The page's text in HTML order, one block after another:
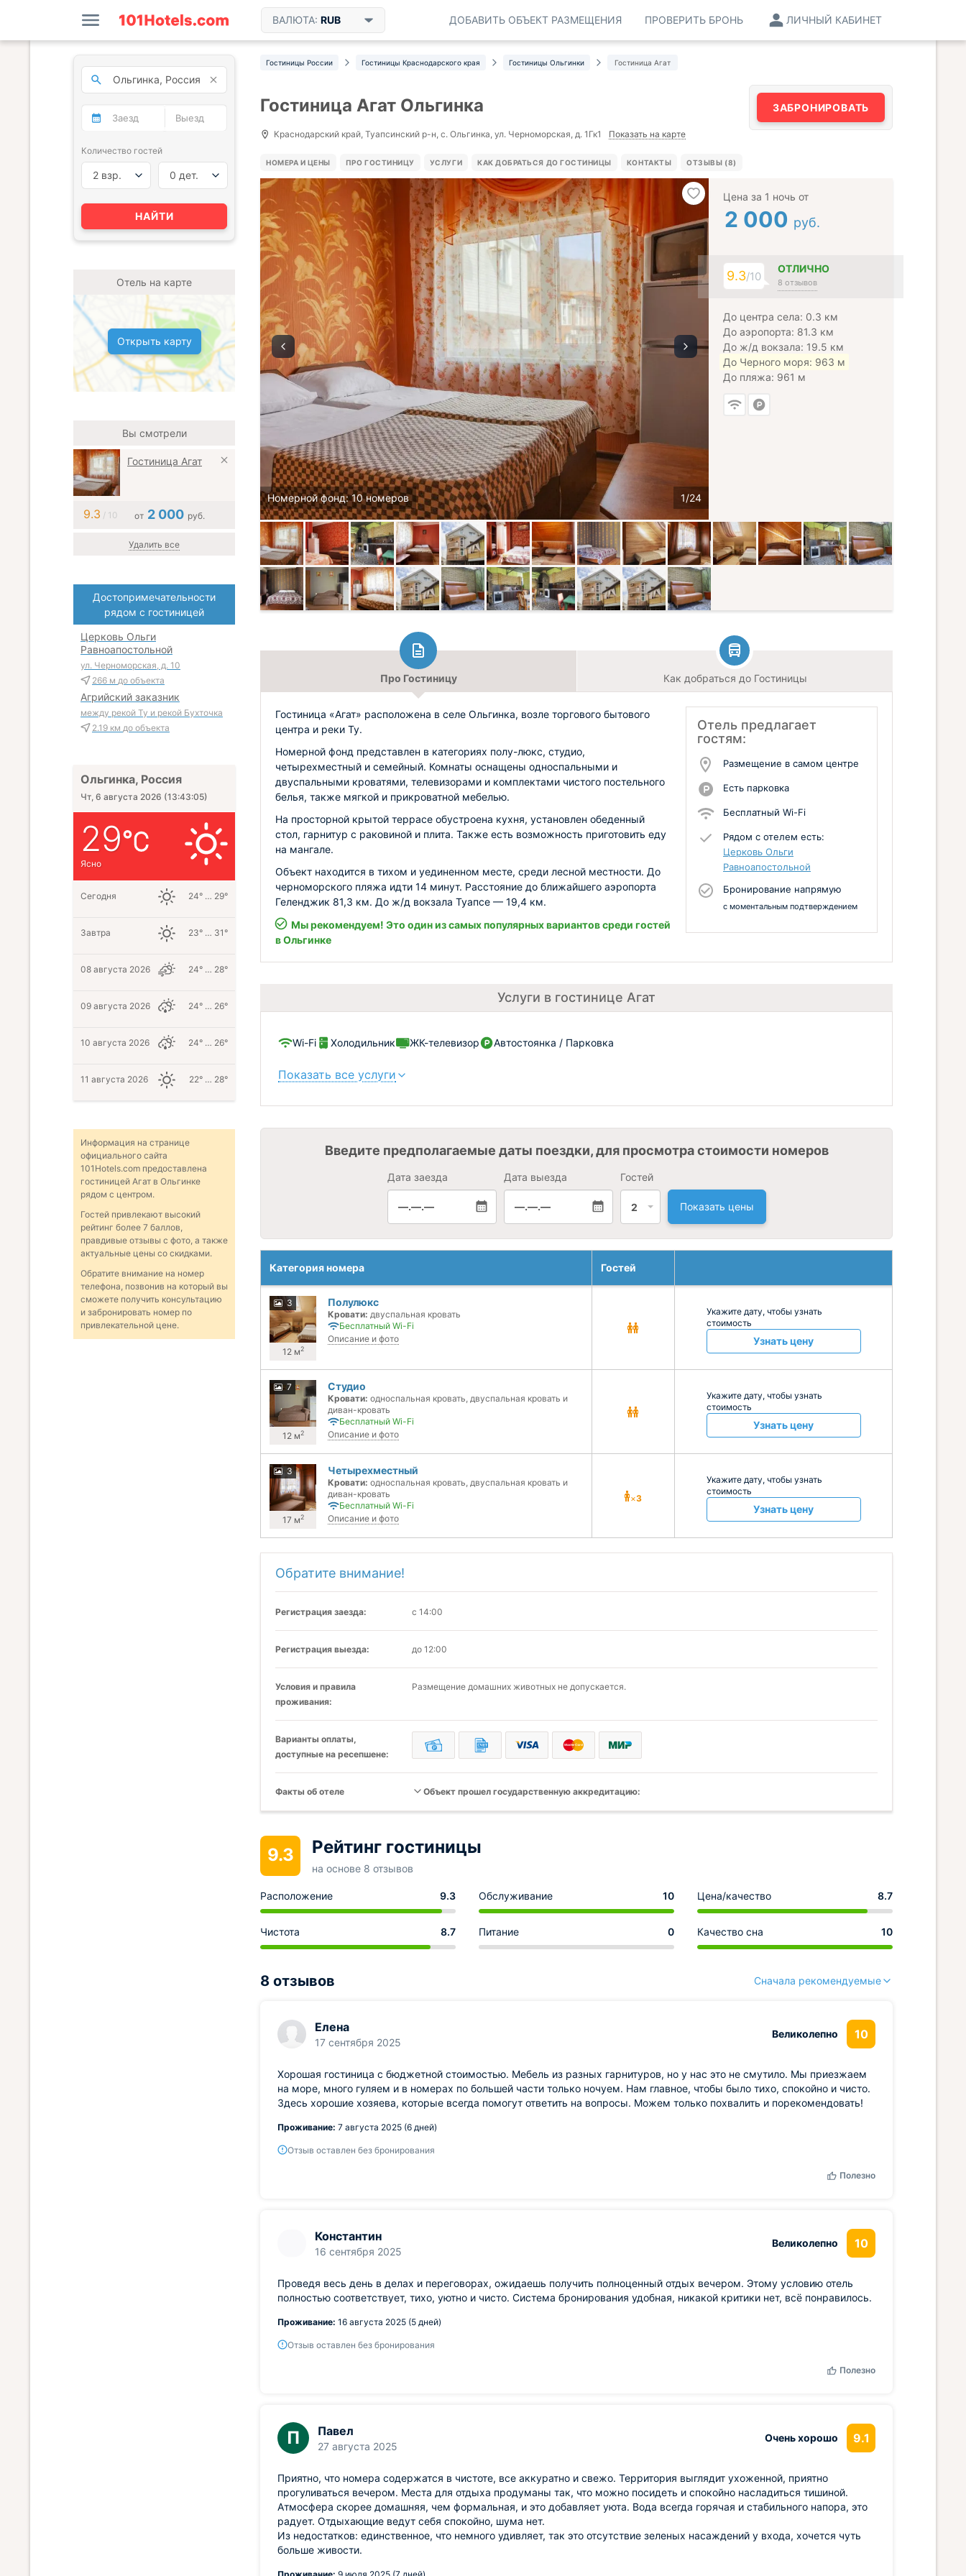
ВАЛЮТА: RUB ЛИЧНЫЙ КАБИНЕТ
ПРОВЕРИТЬ БРОНЬ
ДОБАВИТЬ ОБЪЕКТ РАЗМЕЩЕНИЯ
Гостиницы России Гостиницы Краснодарского края Гостиницы Ольгинки Гостиница Агат
Гостиница Агат Ольгинка
Краснодарский край, Туапсинский р-н, с. Ольгинка, ул. Черноморская, д. 1Гк1 Показать на карте
ЗАБРОНИРОВАТЬ
НОМЕРА И ЦЕНЫ ПРО ГОСТИНИЦУ УСЛУГИ КАК ДОБРАТЬСЯ ДО ГОСТИНИЦЫ КОНТАКТЫ ОТЗЫВЫ (8)
Номерной фонд: 10 номеров
Цена за 1 ночь от
2 000 руб.
9.3/10
ОТЛИЧНО
8 отзывов
До центра села: 0.3 км
До аэропорта: 81.3 км
До ж/д вокзала: 19.5 км
До Черного моря: 963 м
До пляжа: 961 м
Про Гостиницу Как добраться до Гостиницы
Отель предлагает
гостям:
Размещение в самом центре
Есть парковка
Бесплатный Wi-Fi
Рядом с отелем есть:
Церковь Ольги
Равноапостольной
Бронирование напрямую
с моментальным подтверждением
Гостиница «Агат» расположена в селе Ольгинка, возле торгового бытового
центра и реки Ту.
Номерной фонд представлен в категориях полу-люкс, студио,
четырехместный и семейный. Комнаты оснащены односпальными и
двуспальными кроватями, телевизорами и комплектами чистого постельного
белья, также мягкой и прикроватной мебелью.
На просторной крытой террасе обустроена кухня, установлен обеденный
стол, гарнитур с раковиной и плита. Также есть возможность приготовить еду
на мангале.
Объект находится в тихом и уединенном месте, среди лесной местности. До
черноморского пляжа идти 14 минут. Расстояние до ближайшего аэропорта
Геленджик 81,3 км. До ж/д вокзала Туапсе — 19,4 км.
Мы рекомендуем! Это один из самых популярных вариантов среди гостей
в Ольгинке
Услуги в гостинице Агат
Wi-Fi Холодильник ЖК-телевизор Автостоянка / Парковка
Показать все услуги
Введите предполагаемые даты поездки, для просмотра стоимости номеров
Дата заезда
—.—.—
Дата выезда
—.—.—
Гостей
2 Показать цены
Категория номера Гостей
3
12 м2
Полулюкс
Кровати: двуспальная кровать
Бесплатный Wi-Fi
Описание и фото
Укажите дату, чтобы узнать
стоимость
Узнать цену
7
12 м2
Студио
Кровати: односпальная кровать, двуспальная кровать и
диван-кровать
Бесплатный Wi-Fi
Описание и фото
Укажите дату, чтобы узнать
стоимость
Узнать цену
3
17 м2
Четырехместный
Кровати: односпальная кровать, двуспальная кровать и
диван-кровать
Бесплатный Wi-Fi
Описание и фото
×3
Укажите дату, чтобы узнать
стоимость
Узнать цену
Обратите внимание!
Регистрация заезда: с 14:00
Регистрация выезда: до 12:00
Условия и правила
проживания:
Размещение домашних животных не допускается.
Варианты оплаты,
доступные на ресепшене:
Факты об отеле Объект прошел государственную аккредитацию:
9.3 Рейтинг гостиницы
на основе 8 отзывов
Расположение 9.3 Обслуживание 10 Цена/качество 8.7
Чистота 8.7 Питание 0 Качество сна 10
8 отзывов Сначала рекомендуемые
Елена
17 сентября 2025
Великолепно 10
Хорошая гостиница с бюджетной стоимостью. Мебель из разных гарнитуров, но у нас это не смутило. Мы приезжаем
на море, много гуляем и в номерах по большей части только ночуем. Нам главное, чтобы было тихо, спокойно и чисто.
Здесь хорошие хозяева, которые всегда помогут ответить на вопросы. Можем только похвалить и порекомендовать!
Проживание: 7 августа 2025 (6 дней)
Отзыв оставлен без бронирования
Полезно
Константин
16 сентября 2025
Великолепно 10
Проведя весь день в делах и переговорах, ожидаешь получить полноценный отдых вечером. Этому условию отель
полностью соответствует, тихо, уютно и чисто. Система бронирования удобная, никакой критики нет, всё понравилось.
Проживание: 16 августа 2025 (5 дней)
Отзыв оставлен без бронирования
Полезно
П Павел
27 августа 2025
Очень хорошо 9.1
Приятно, что номера содержатся в чистоте, все аккуратно и свежо. Территория выглядит ухоженной, приятно
прогуливаться вечером. Места для отдыха продуманы так, что можно посидеть и спокойно насладиться тишиной.
Атмосфера скорее домашняя, чем формальная, и это добавляет уюта. Вода всегда горячая и стабильного напора, это
радует. Отдыхающие ведут себя спокойно, шума нет.
Из недостатков: единственное, что немного удивляет, так это отсутствие зеленых насаждений у входа, хочется чуть
больше живости.
Количество гостей
2 взр. 0 дет.
НАЙТИ
Отель на карте
Открыть карту
Вы смотрели
Гостиница Агат
9.3 / 10 от 2 000 руб.
Удалить все
Достопримечательности
рядом с гостиницей
Церковь Ольги
Равноапостольной
ул. Черноморская, д. 10
266 м до объекта
Агрийский заказник
между рекой Ту и рекой Бухточка
2.19 км до объекта
Ольгинка, Россия
Чт, 6 августа 2026 (13:43:06)
29
Ясно
Сегодня 24° … 29°
Завтра 23° … 31°
08 августа 2026 24° … 28°
09 августа 2026 24° … 26°
10 августа 2026 24° … 26°
11 августа 2026 22° … 28°
Информация на странице
официального сайта
101Hotels.com предоставлена
гостиницей Агат в Ольгинке
рядом с центром.
Гостей привлекают высокий
рейтинг более 7 баллов,
правдивые отзывы с фото, а также
актуальные цены со скидками.
Обратите внимание на номер
телефона, позвонив на который вы
сможете получить консультацию
и забронировать номер по
привлекательной цене.